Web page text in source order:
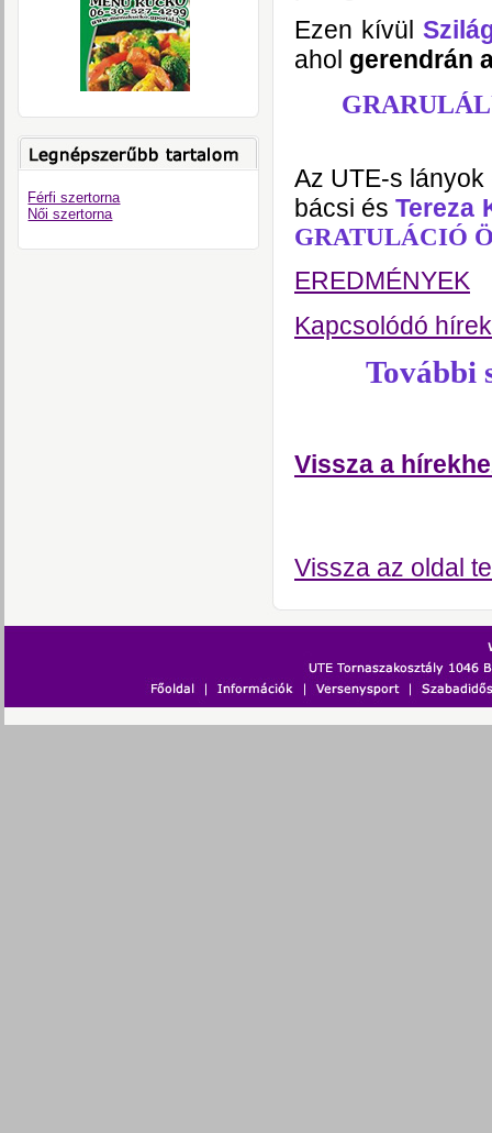
Férfi szertorna
Női szertorna
Ezen kívül
ahol gerendrán
Az UTE-s
bácsi ésTereza
GRATULÁCIÓ
EREDMÉNYEK
Kapcsolódó hírek
További
Vissza a
Vissza az oldal